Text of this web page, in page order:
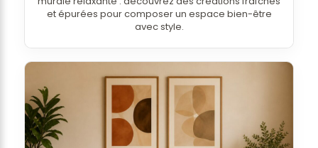
et épurées pour composer un espace bien-être
avec style.